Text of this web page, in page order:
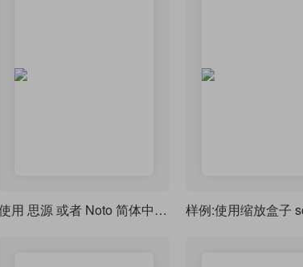
使用 思源 或者 Noto 简体中文字体 作为默认中文字体